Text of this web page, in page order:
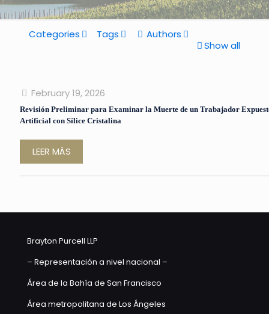
Categories Tags
Authors
Show all
February 19, 2026
Revisión Preliminar para Examinar la Muerte de un Trabajador
Artificial con Sílice Cristalina
LEER MÁS
Brayton Purcell LLP
– Representación a nivel nacional –
Área de la Bahía de San Francisco
Área metropolitana de Los Ángeles